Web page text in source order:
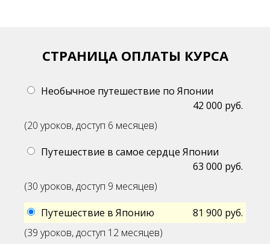
СТРАНИЦА ОПЛАТЫ КУРСА
Необычное путешествие по Японии
42 000 руб.
(20 уроков, доступ 6 месяцев)
Путешествие в самое сердце Японии
63 000 руб.
(30 уроков, доступ 9 месяцев)
Путешествие в Японию
81 900 руб.
(39 уроков, доступ 12 месяцев)